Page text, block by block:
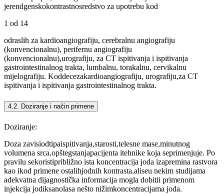
jerendgenskokontrastnosredstvo za upotrebu kod
1 od 14
odraslih za kardioangiografiju, cerebralnu angiografiju
(konvencionalnu), perifernu angiografiju
(konvencionalnu),urografiju, za CT ispitivanja i ispitivanja
gastrointestinalnog trakta, lumbalnu, torakalnu, cervikalnu
mijelografiju. Koddecezakardioangiografiju, urografiju,za CT
ispitivanja i ispitivanja gastrointestinalnog trakta.
4.2. Doziranje i način primene
Doziranje:
Doza zavisiodtipaispitivanja,starosti,telesne mase,minutnog
volumena srca,opštegstanjapacijenta itehnike koja seprimenjuje. Po
pravilu sekoristipribližno ista koncentracija joda izapremina rastvora
kao ikod primene ostalihjodnih kontrasta,aliseu nekim studijama
adekvatna dijagnostička informacija mogla dobitii primenom
injekcija jodiksanolasa nešto nižimkoncentracijama joda.